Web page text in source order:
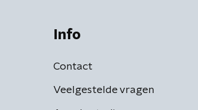
Info
Contact
Veelgestelde vragen